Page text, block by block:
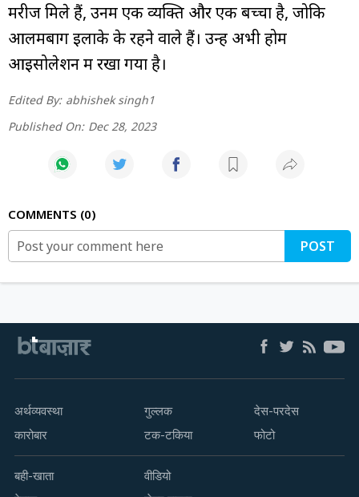
मरीज मिले हैं, उनमें एक व्यक्ति और एक बच्चा है, जोकि
आलमबाग इलाके के रहने वाले हैं। उन्हें अभी होम
आइसोलेशन में रखा गया है।
Edited By: abhishek singh1
Published On: Dec 28, 2023
COMMENTS 0
POST
अर्थव्यवस्था
कारोबार
गुल्लक
टक-टकिया
देस-परदेस
फोटो
बही-खाता
वीडियो